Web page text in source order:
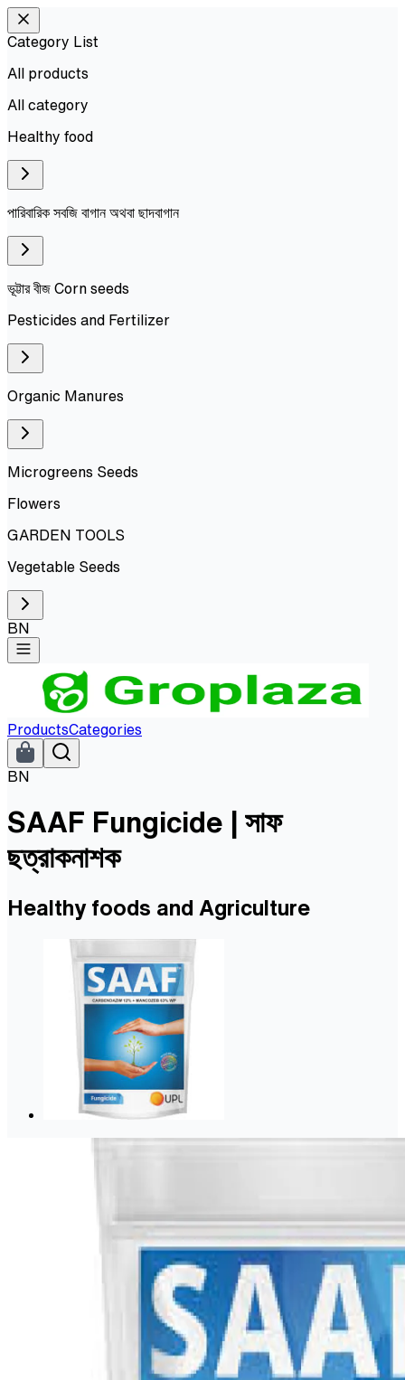
Category List
All products
All category
Healthy food
পারিবারিক সবজি বাগান অথবা ছাদবাগান
ভূট্টার বীজ Corn seeds
Pesticides and Fertilizer
Organic Manures
Microgreens Seeds
Flowers
GARDEN TOOLS
Vegetable Seeds
BN
ProductsCategories
BN
SAAF Fungicide | সাফ
ছত্রাকনাশক
Healthy foods and Agriculture